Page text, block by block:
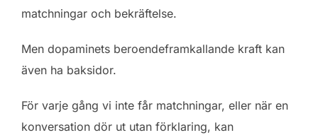
matchningar och bekräftelse.
Men dopaminets beroendeframkallande kraft kan
även ha baksidor.
För varje gång vi inte får matchningar, eller när en
konversation dör ut utan förklaring, kan